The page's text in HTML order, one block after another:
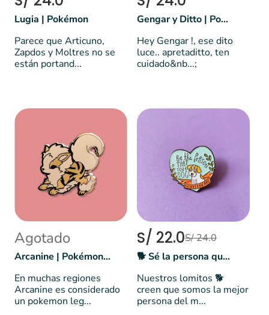
Lugia | Pokémon
Parece que Articuno,
Zapdos y Moltres no se
están portand...
Gengar y Ditto | Pokemon
Hey Gengar !, ese dito
luce.. apretaditto, ten
cuidado&nb...;
Agotado
Arcanine | Pokémon 🔥
En muchas regiones
Arcanine es considerado
un pokemon leg...
S/ 22.0S/ 24.0
🐕 Sé la persona que tu perrito piensa que eres
Nuestros lomitos 🐕
creen que somos la mejor
persona del m...